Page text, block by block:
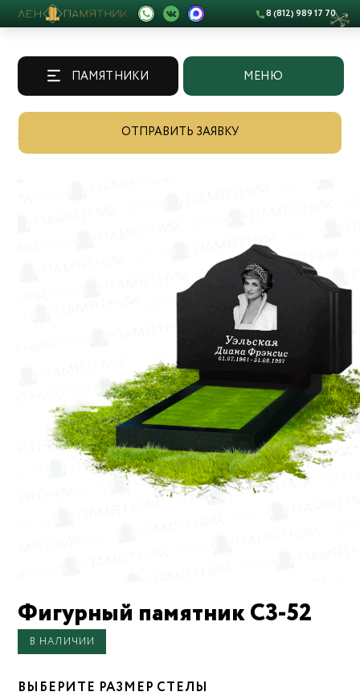
8 (812) 989 17 70
ПАМЯТНИКИ МЕНЮ
ОТПРАВИТЬ ЗАЯВКУ
Памятники Каталог/
Фигурный памятник С3-52
В НАЛИЧИИ
ВЫБЕРИТЕ РАЗМЕР СТЕЛЫ